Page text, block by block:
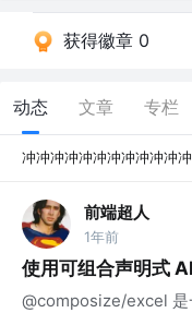
获得徽章 0
动态 文章 专栏
前端超人
1年前
使用可组合声明式
@composize/excel 是